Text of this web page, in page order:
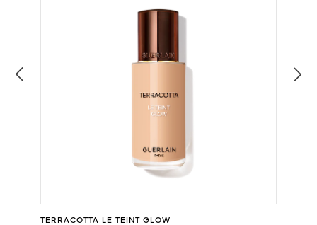
TERRACOTTA LE TEINT GLOW